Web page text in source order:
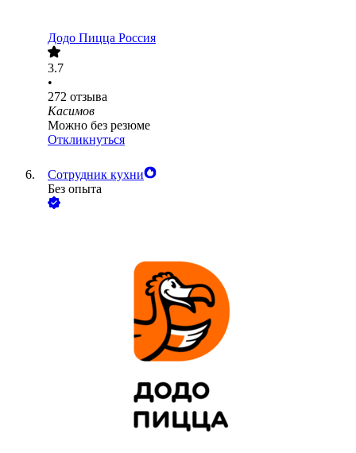
Додо Пицца Россия
3.7
•
272 отзыва
Касимов
Можно без резюме
Откликнуться
Сотрудник кухни
Без опыта